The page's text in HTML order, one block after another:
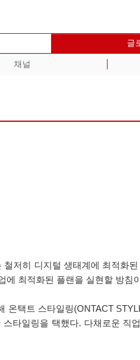
글
채널
저히 디지털 생태계에 최적화
에 최적화된 플랜을 실현할 방침
택트 스타일링(ONTACT
타일링을 택했다. 다채로운 직